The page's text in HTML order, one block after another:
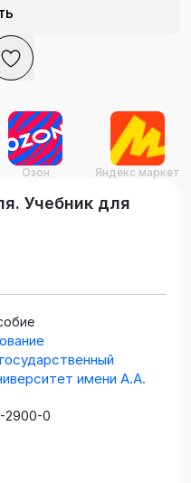
Озон Яндекс маркет
Учебник для
имени А.А.
2900-0